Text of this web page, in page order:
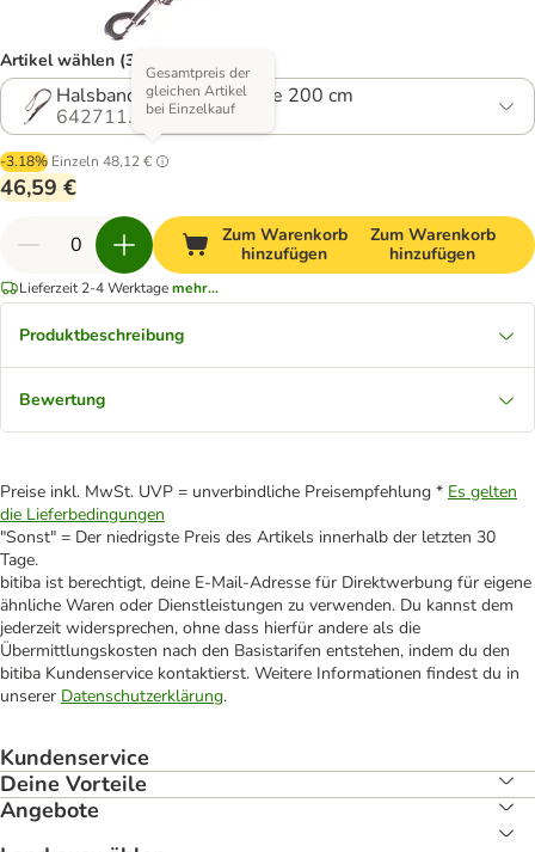
Artikel wählen (3 Varianten)
Halsband Größe 40, Leine 200 cm
642711.0
-3.18% Einzeln 48,12 €
Gesamtpreis der
gleichen Artikel
bei Einzelkauf
46,59 €
Zum Warenkorb
hinzufügen
Zum Warenkorb
hinzufügen
Lieferzeit 2-4 Werktagemehr...
Produktbeschreibung
Bewertung
Preise inkl. MwSt. UVP = unverbindliche Preisempfehlung * Es gelten
die Lieferbedingungen
"Sonst" = Der niedrigste Preis des Artikels innerhalb der letzten 30
Tage.
bitiba ist berechtigt, deine E-Mail-Adresse für Direktwerbung für eigene
ähnliche Waren oder Dienstleistungen zu verwenden. Du kannst dem
jederzeit widersprechen, ohne dass hierfür andere als die
Übermittlungskosten nach den Basistarifen entstehen, indem du den
bitiba Kundenservice kontaktierst. Weitere Informationen findest du in
unserer Datenschutzerklärung.
Kundenservice
Deine Vorteile
Angebote